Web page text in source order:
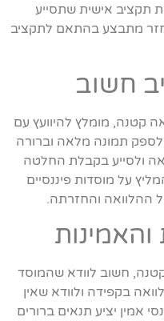
תקציב אישית שתסייע
מתבצע בהתאם לתקציב
חשוב
קטנה, מומלץ להיוועץ עם
לספק תמונה מלאה וברורה
ולסייע בקבלת החלטה
על מוסדות פיננסיים
ההלוואה והחזרתה.
חשוב לוודא שהמוסד
בקפידה ולוודא שאין
אמין יציע תנאים ברורים